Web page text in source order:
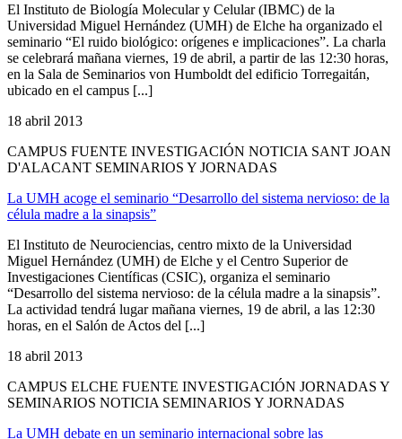
El Instituto de Biología Molecular y Celular (IBMC) de la
Universidad Miguel Hernández (UMH) de Elche ha organizado el
seminario “El ruido biológico: orígenes e implicaciones”. La charla
se celebrará mañana viernes, 19 de abril, a partir de las 12:30 horas,
en la Sala de Seminarios von Humboldt del edificio Torregaitán,
ubicado en el campus [...]
18 abril 2013
CAMPUS FUENTE INVESTIGACIÓN NOTICIA SANT JOAN
D'ALACANT SEMINARIOS Y JORNADAS
La UMH acoge el seminario “Desarrollo del sistema nervioso: de la
célula madre a la sinapsis”
El Instituto de Neurociencias, centro mixto de la Universidad
Miguel Hernández (UMH) de Elche y el Centro Superior de
Investigaciones Científicas (CSIC), organiza el seminario
“Desarrollo del sistema nervioso: de la célula madre a la sinapsis”.
La actividad tendrá lugar mañana viernes, 19 de abril, a las 12:30
horas, en el Salón de Actos del [...]
18 abril 2013
CAMPUS ELCHE FUENTE INVESTIGACIÓN JORNADAS Y
SEMINARIOS NOTICIA SEMINARIOS Y JORNADAS
La UMH debate en un seminario internacional sobre las